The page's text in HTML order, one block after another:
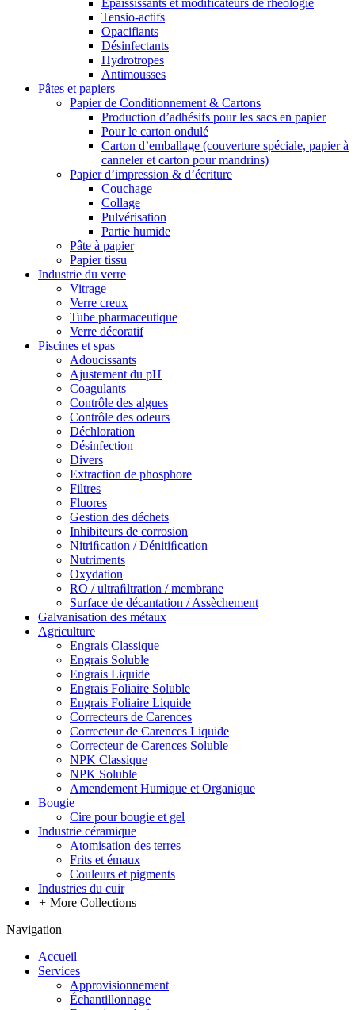
Epaississants et modificateurs de rhéologie
Tensio-actifs
Opacifiants
Désinfectants
Hydrotropes
Antimousses
Pâtes et papiers
Papier de Conditionnement & Cartons
Production d’adhésifs pour les sacs en papier
Pour le carton ondulé
Carton d’emballage (couverture spéciale, papier à
canneler et carton pour mandrins)
Papier d’impression & d’écriture
Couchage
Collage
Pulvérisation
Partie humide
Pâte à papier
Papier tissu
Industrie du verre
Vitrage
Verre creux
Tube pharmaceutique
Verre décoratif
Piscines et spas
Adoucissants
Ajustement du pH
Coagulants
Contrôle des algues
Contrôle des odeurs
Déchloration
Désinfection
Divers
Extraction de phosphore
Filtres
Fluores
Gestion des déchets
Inhibiteurs de corrosion
Nitriﬁcation / Dénitiﬁcation
Nutriments
Oxydation
RO / ultraﬁltration / membrane
Surface de décantation / Assèchement
Galvanisation des métaux
Agriculture
Engrais Classique
Engrais Soluble
Engrais Liquide
Engrais Foliaire Soluble
Engrais Foliaire Liquide
Correcteurs de Carences
Correcteur de Carences Liquide
Correcteur de Carences Soluble
NPK Classique
NPK Soluble
Amendement Humique et Organique
Bougie
Cire pour bougie et gel
Industrie céramique
Atomisation des terres
Frits et émaux
Couleurs et pigments
Industries du cuir
+ More Collections
Navigation
Accueil
Services
Approvisionnement
Échantillonnage